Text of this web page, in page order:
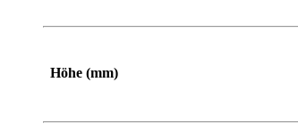
Von Bis
Höhe (mm)
Von Bis